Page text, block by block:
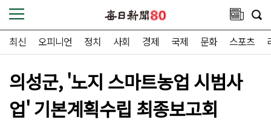
최신 오피니언 정치 사회 경제 국제 문화 스포츠
의성군, '노지 스마트농업 시범사
업' 기본계획수립 최종보고회